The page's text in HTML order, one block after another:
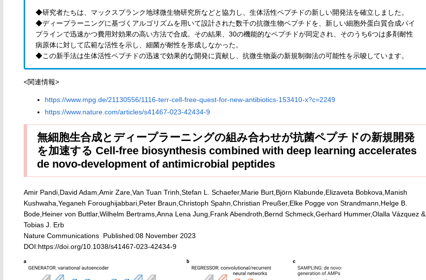
◆研究者たちは、マックスプランク地球微生物研究所などと協力し、生体活性ペプチドの新しい開発法を確立しました。
◆ディープラーニングに基づくアルゴリズムを用いて設計された数千の抗微生物ペプチドを、新しい細胞外蛋白質合成パイ
プラインで迅速かつ費用対効果の高い方法で合成。その結果、30の機能的なペプチドが同定され、そのうち6つは多剤耐性
病原体に対して広範な活性を示し、細菌が耐性を形成しなかった。
◆この新手法は生体活性ペプチドの迅速で効果的な開発に貢献し、抗微生物薬の新規制御法の可能性を示唆しています。
<関連情報>
https://www.mpg.de/21130556/1116-terr-cell-free-quest-for-new-antibiotics-153410-x?c=2249
https://www.nature.com/articles/s41467-023-42434-9
無細胞生合成とディープラーニングの組み合わせが抗菌ペプチドの新規開発
を加速する Cell-free biosynthesis combined with deep learning accelerates
de novo-development of antimicrobial peptides
Amir Pandi,David Adam,Amir Zare,Van Tuan Trinh,Stefan L. Schaefer,Marie Burt,Björn Klabunde,Elizaveta Bobkova,Manish
Kushwaha,Yeganeh Foroughijabbari,Peter Braun,Christoph Spahn,Christian Preußer,Elke Pogge von Strandmann,Helge B.
Bode,Heiner von Buttlar,Wilhelm Bertrams,Anna Lena Jung,Frank Abendroth,Bernd Schmeck,Gerhard Hummer,Olalla Vázquez &
Tobias J. Erb
Nature Communications Published:08 November 2023
DOI:https://doi.org/10.1038/s41467-023-42434-9